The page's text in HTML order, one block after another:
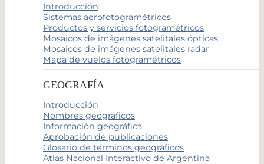
Introducción
Sistemas aerofotogramétricos
Productos y servicios fotogramétricos
Mosaicos de imágenes satelitales ópticas
Mosaicos de imágenes satelitales radar
Mapa de vuelos fotogramétricos
GEOGRAFÍA
Introducción
Nombres geográficos
Información geográfica
Aprobación de publicaciones
Glosario de términos geográficos
Atlas Nacional Interactivo de Argentina